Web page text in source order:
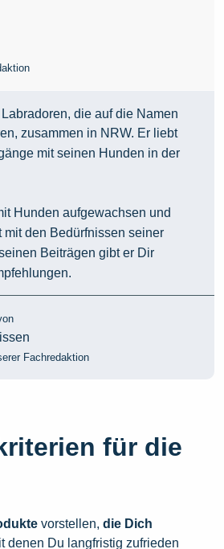
die auf die Namen
zusammen in NRW. Er liebt
mit seinen Hunden in der
Hunden aufgewachsen und
mit den Bedürfnissen seiner
Beiträgen gibt er Dir
Fachredaktion
für die
vorstellen, die Dich
denen Du langfristig zufrieden